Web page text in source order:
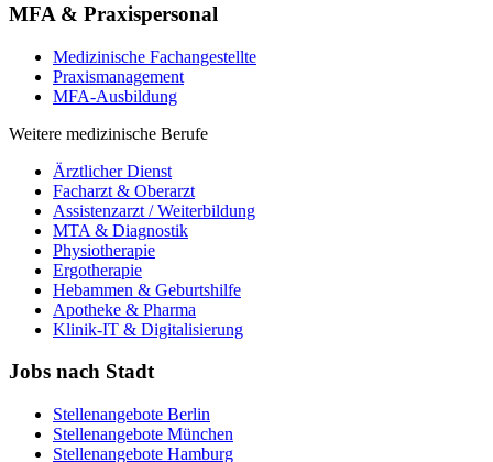
MFA & Praxispersonal
Medizinische Fachangestellte
Praxismanagement
MFA-Ausbildung
Weitere medizinische Berufe
Ärztlicher Dienst
Facharzt & Oberarzt
Assistenzarzt / Weiterbildung
MTA & Diagnostik
Physiotherapie
Ergotherapie
Hebammen & Geburtshilfe
Apotheke & Pharma
Klinik-IT & Digitalisierung
Jobs nach Stadt
Stellenangebote Berlin
Stellenangebote München
Stellenangebote Hamburg